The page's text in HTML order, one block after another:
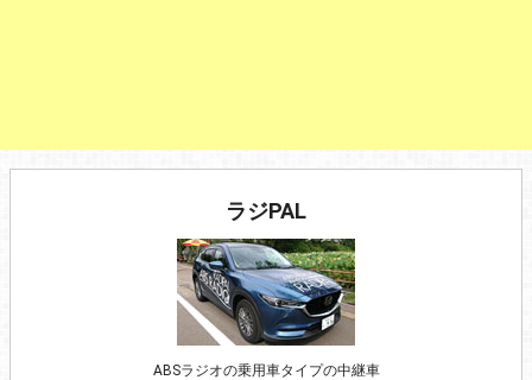
ラジPAL
ABSラジオの乗用車タイプの中継車